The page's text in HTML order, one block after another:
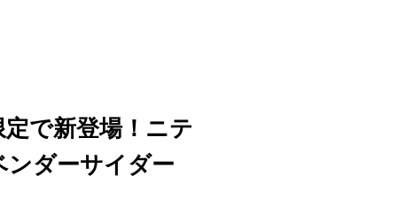
定で新登場！ニテ
ンダーサイダー